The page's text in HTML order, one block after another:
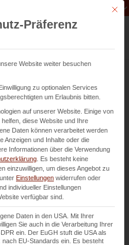
in Landau
70 bis DN 500
Mit
Präferenz
Website weiter besuchen
zu optionalen Services
um Erlaubnis bitten.
auf unserer Website. Einige von
diese Website und Ihre
Daten können verarbeitet werden
Anzeigen und Inhalte oder die
Informationen über die Verwendung
Es besteht keine
einzuwilligen, um dieses Angebot zu
Einstellungen widerrufen oder
individueller Einstellungen
verfügbar sind.
Daten in den USA. Mit Ihrer
Sie auch in die Verarbeitung Ihrer
ein. Der EuGH stuft die USA als
EU-Standards ein. Es besteht